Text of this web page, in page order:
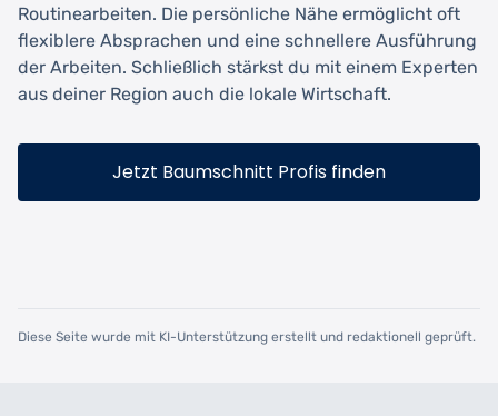
Routinearbeiten. Die persönliche Nähe ermöglicht oft
flexiblere Absprachen und eine schnellere Ausführung
der Arbeiten. Schließlich stärkst du mit einem Experten
aus deiner Region auch die lokale Wirtschaft.
Jetzt Baumschnitt Profis finden
Diese Seite wurde mit KI-Unterstützung erstellt und redaktionell geprüft.